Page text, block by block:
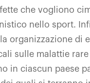
che vogliono
nello sport.
organizzazione di
sulle malattie rare
in ciascun paese